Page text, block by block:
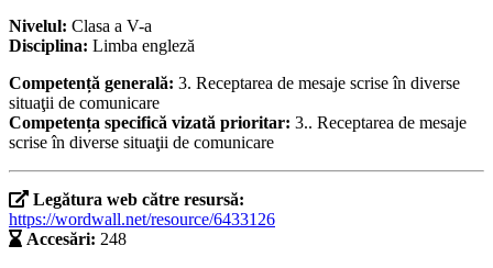
Nivelul: Clasa a V-a
Disciplina: Limba engleză
Competență generală: 3. Receptarea de mesaje scrise în diverse
situaţii de comunicare
Competența specifică vizată prioritar: 3.. Receptarea de mesaje
scrise în diverse situaţii de comunicare
Legătura web către resursă:
https://wordwall.net/resource/6433126
Accesări: 248